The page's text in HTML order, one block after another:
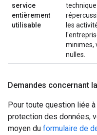
service
entièrement
utilisable
les
minimes,
nulles.
Demandes concernant
Pour toute question liée
protection des données,
moyen du formulaire de